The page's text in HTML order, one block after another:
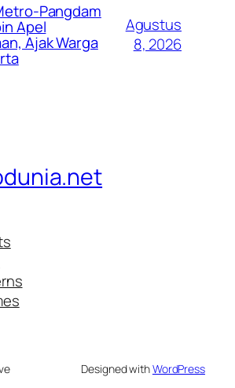
Pangdam
Apel
Ajak Warga
Agustus
8, 2026
Designed withWordPress